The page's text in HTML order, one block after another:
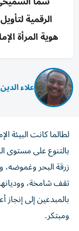
الرقمية
هوية المرأة
علاء
لطالما كانت البيئة
بالتنوع على مستوى
زرقة البحر وغموضه،
تقف شامخة،
بالمبدعين إلى
ومبتكر.